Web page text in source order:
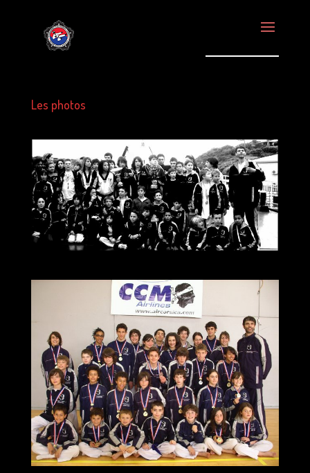
Les photos